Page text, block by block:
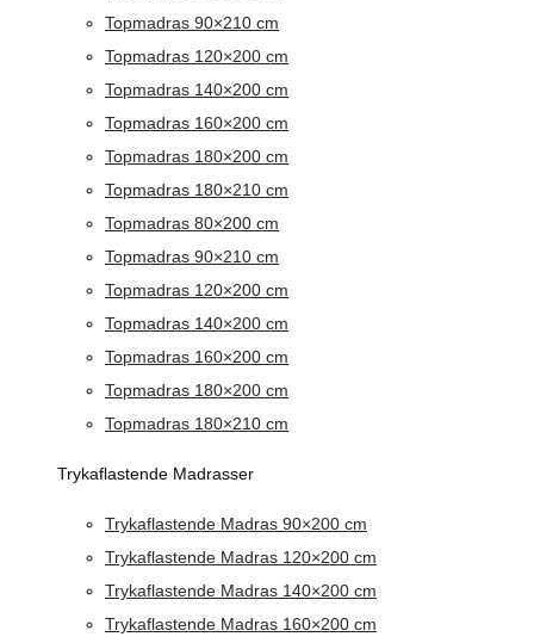
Topmadras 90×210 cm
Topmadras 120×200 cm
Topmadras 140×200 cm
Topmadras 160×200 cm
Topmadras 180×200 cm
Topmadras 180×210 cm
Topmadras 80×200 cm
Topmadras 90×210 cm
Topmadras 120×200 cm
Topmadras 140×200 cm
Topmadras 160×200 cm
Topmadras 180×200 cm
Topmadras 180×210 cm
Trykaflastende Madrasser
Trykaflastende Madras 90×200 cm
Trykaflastende Madras 120×200 cm
Trykaflastende Madras 140×200 cm
Trykaflastende Madras 160×200 cm